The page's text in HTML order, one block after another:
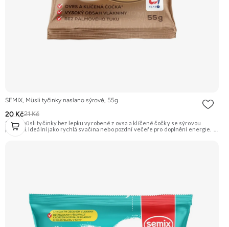
SEMIX, Müsli tyčinky naslano sýrové, 55g
20 Kč21 Kč
Slané müsli tyčinky bez lepku vyrobené z ovsa a klíčené čočky se sýrovou
příchutí. Ideální jako rychlá svačina nebo pozdní večeře pro doplnění energie.